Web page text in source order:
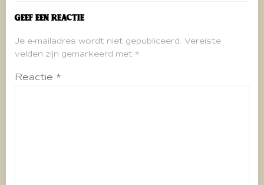
Geef een reactie
Je e-mailadres wordt niet gepubliceerd. Vereiste
velden zijn gemarkeerd met *
Reactie *